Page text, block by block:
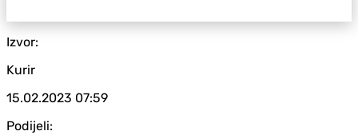
Izvor:
Kurir
15.02.2023 07:59
Podijeli: